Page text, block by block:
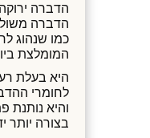
הדברה
הדברה
כמו שנהוג
המומלצת
היא בעלת
לחומרי
והיא נותנת
בצורה יותר